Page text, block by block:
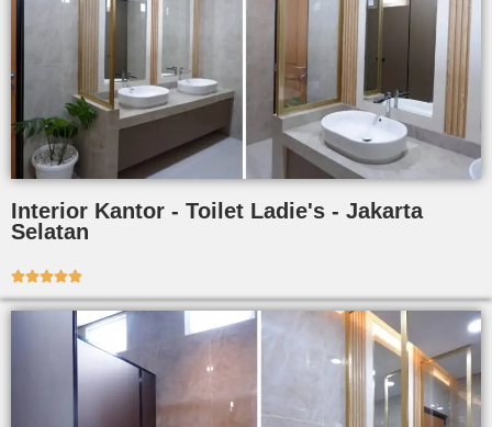
Interior Kantor - Toilet Ladie's - Jakarta
Selatan
